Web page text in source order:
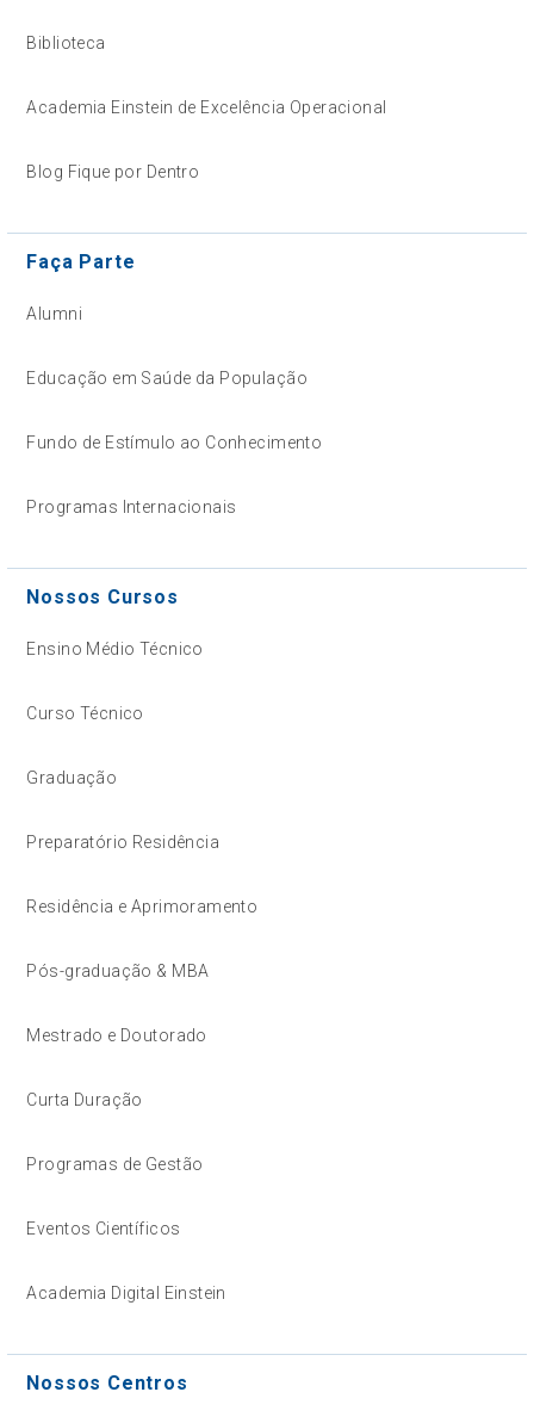
Biblioteca
Academia Einstein de Excelência Operacional
Blog Fique por Dentro
Faça Parte
Alumni
Educação em Saúde da População
Fundo de Estímulo ao Conhecimento
Programas Internacionais
Nossos Cursos
Ensino Médio Técnico
Curso Técnico
Graduação
Preparatório Residência
Residência e Aprimoramento
Pós-graduação & MBA
Mestrado e Doutorado
Curta Duração
Programas de Gestão
Eventos Científicos
Academia Digital Einstein
Nossos Centros